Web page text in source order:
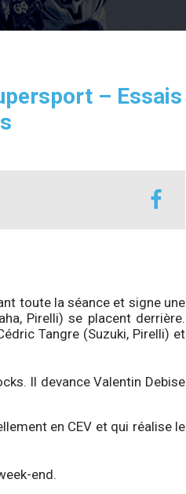
– Essais
toute la séance et signe une
Pirelli) se placent derrière.
Tangre (Suzuki, Pirelli) et
Il devance Valentin Debise
en CEV et qui réalise le
end.